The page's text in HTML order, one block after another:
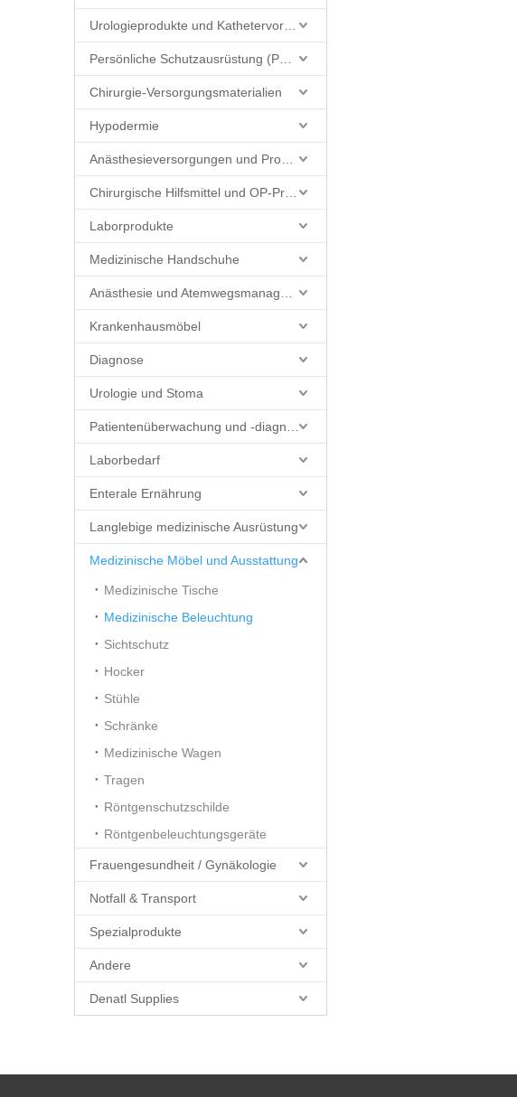
Chirurgie-Versorgungsmaterialien
Hypodermie
Laborprodukte
Medizinische Handschuhe
Krankenhausmöbel
Diagnose
Urologie und Stoma
Laborbedarf
Enterale Ernährung
Langlebige medizinische Ausrüstung
Medizinische Möbel und Ausstattung
Medizinische Tische
Medizinische Beleuchtung
Sichtschutz
Hocker
Stühle
Schränke
Medizinische Wagen
Tragen
Röntgenschutzschilde
Röntgenbeleuchtungsgeräte
Frauengesundheit / Gynäkologie
Notfall & Transport
Spezialprodukte
Andere
Denatl Supplies